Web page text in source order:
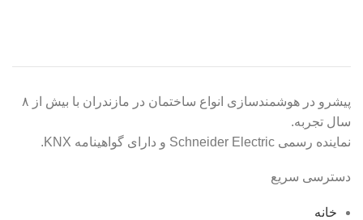
پیشرو در هوشمندسازی انواع ساختمان در مازندران با بیش از ۸
سال تجربه.
نماینده رسمی Schneider Electric و دارای گواهینامه KNX.
دسترسی سریع
خانه